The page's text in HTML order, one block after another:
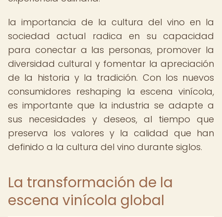
la importancia de la cultura del vino en la
sociedad actual radica en su capacidad
para conectar a las personas, promover la
diversidad cultural y fomentar la apreciación
de la historia y la tradición. Con los nuevos
consumidores reshaping la escena vinícola,
es importante que la industria se adapte a
sus necesidades y deseos, al tiempo que
preserva los valores y la calidad que han
definido a la cultura del vino durante siglos.
La transformación de la
escena vinícola global